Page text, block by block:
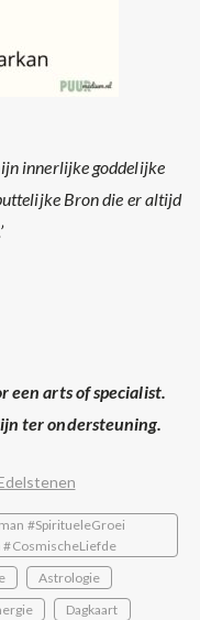
innerlijke goddelijke
Bron die er altijd
een arts of specialist.
ter ondersteuning.
#SpiritueleGroei
#CosmischeLiefde
Astrologie
Dagkaart